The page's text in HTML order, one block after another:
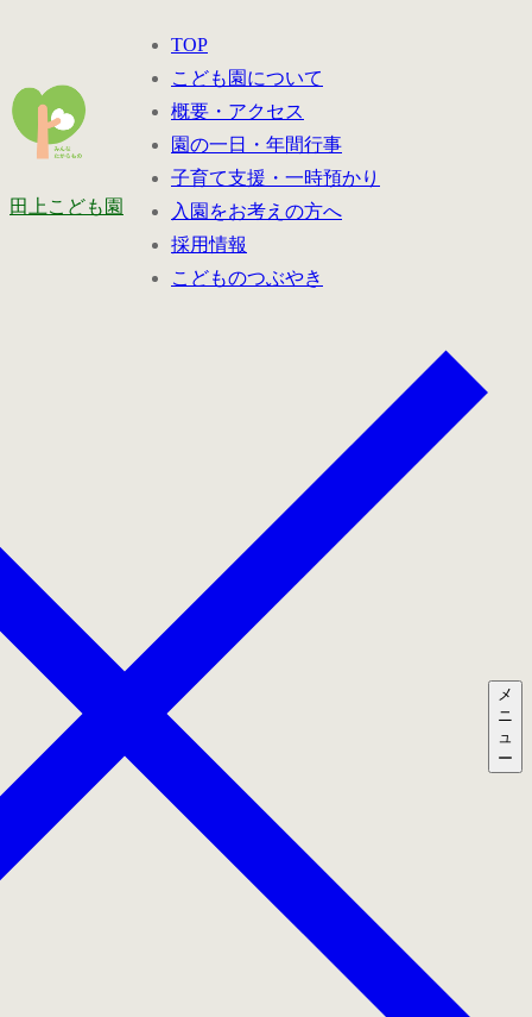
テ
ン
ュ
ー
る
田上こども園
TOP
こども園について
概要・アクセス
園の一日・年間行事
子育て支援・一時預かり
入園をお考えの方へ
採用情報
こどものつぶやき
メ
ニ
ュ
ー